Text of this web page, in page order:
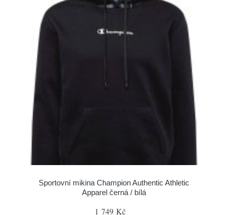
Sportovní mikina Champion Authentic Athletic
Apparel černá / bílá
1 749 Kč